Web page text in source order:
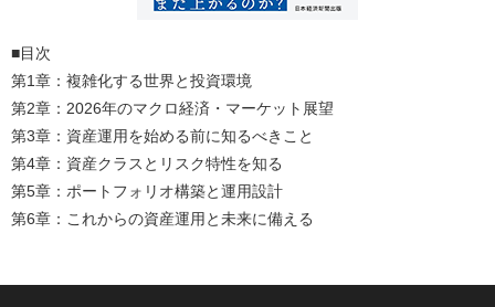
■目次
第1章：複雑化する世界と投資環境
第2章：2026年のマクロ経済・マーケット展望
第3章：資産運用を始める前に知るべきこと
第4章：資産クラスとリスク特性を知る
第5章：ポートフォリオ構築と運用設計
第6章：これからの資産運用と未来に備える